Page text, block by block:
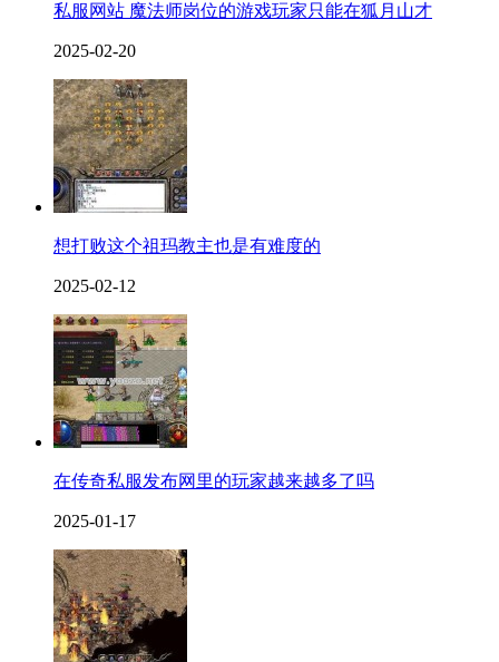
私服网站 魔法师岗位的游戏玩家只能在狐月山才
2025-02-20
想打败这个祖玛教主也是有难度的
2025-02-12
在传奇私服发布网里的玩家越来越多了吗
2025-01-17